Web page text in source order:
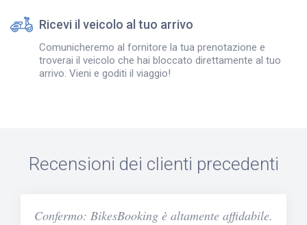
Ricevi il veicolo al tuo arrivo
Comunicheremo al fornitore la tua prenotazione e
troverai il veicolo che hai bloccato direttamente al tuo
arrivo. Vieni e goditi il viaggio!
Recensioni dei clienti precedenti
Confermo: BikesBooking è altamente affidabile.